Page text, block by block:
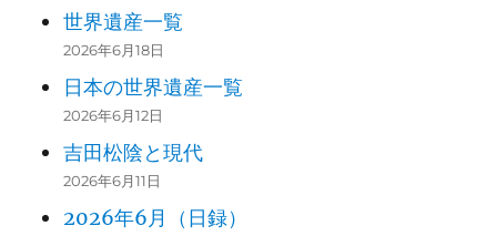
世界遺産一覧
2026年6月18日
日本の世界遺産一覧
2026年6月12日
吉田松陰と現代
2026年6月11日
2026年6月（日録）